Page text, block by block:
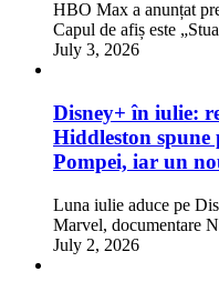
HBO Max a anunțat
Capul de afiș este
July 3, 2026
Disney+ în iulie:
Hiddleston spune
Pompei, iar un
Luna iulie aduce pe
Marvel, documentare
July 2, 2026